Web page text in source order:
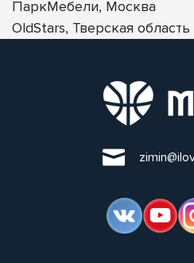
ПаркМебели, Москва
OldStars, Тверская область